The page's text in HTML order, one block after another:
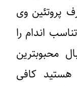
پروتئین وی
اندام را
محبوبترین
هستید کافی